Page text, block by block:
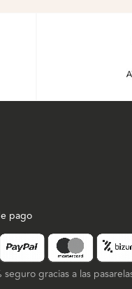
pago
seguro gracias a las